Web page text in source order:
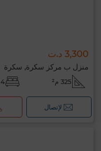
3,300 د.ت
منزل ب مركز سكرة, سكرة
325 م² 4 غرف
لإتصال